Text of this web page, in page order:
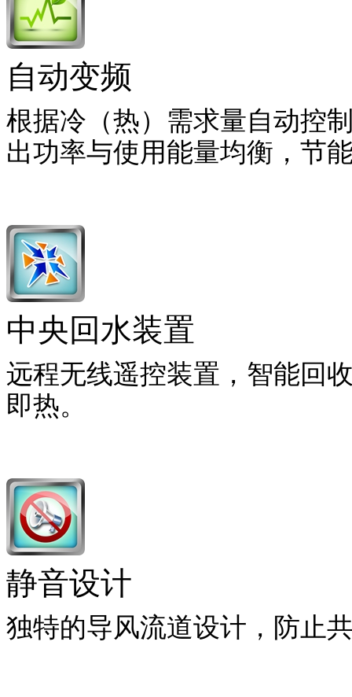
自动变频
根据冷（热）需求量自动控
出功率与使用能量均衡，节
中央回水装置
远程无线遥控装置，智能回
即热。
静音设计
独特的导风流道设计，防止